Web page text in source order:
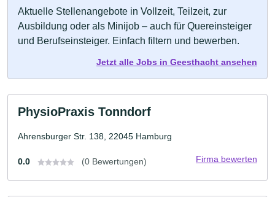
Aktuelle Stellenangebote in Vollzeit, Teilzeit, zur
Ausbildung oder als Minijob – auch für Quereinsteiger
und Berufseinsteiger. Einfach filtern und bewerben.
Jetzt alle Jobs in Geesthacht ansehen
PhysioPraxis Tonndorf
Ahrensburger Str. 138, 22045 Hamburg
0.0 (0 Bewertungen) Firma bewerten